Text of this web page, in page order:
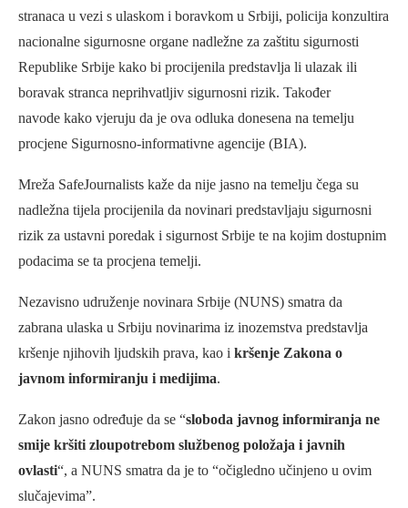
stranaca u vezi s ulaskom i boravkom u Srbiji, policija konzultira
nacionalne sigurnosne organe nadležne za zaštitu sigurnosti
Republike Srbije kako bi procijenila predstavlja li ulazak ili
boravak stranca neprihvatljiv sigurnosni rizik. Također
navode kako vjeruju da je ova odluka donesena na temelju
procjene Sigurnosno-informativne agencije (BIA).
Mreža SafeJournalists kaže da nije jasno na temelju čega su
nadležna tijela procijenila da novinari predstavljaju sigurnosni
rizik za ustavni poredak i sigurnost Srbije te na kojim dostupnim
podacima se ta procjena temelji.
Nezavisno udruženje novinara Srbije (NUNS) smatra da
zabrana ulaska u Srbiju novinarima iz inozemstva predstavlja
kršenje njihovih ljudskih prava, kao i kršenje Zakona o
javnom informiranju i medijima.
Zakon jasno određuje da se “sloboda javnog informiranja ne
smije kršiti zloupotrebom službenog položaja i javnih
ovlasti“, a NUNS smatra da je to “očigledno učinjeno u ovim
slučajevima”.